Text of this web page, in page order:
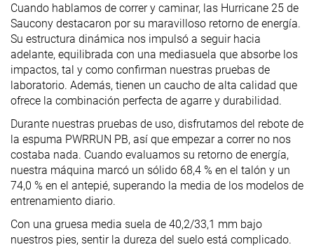
Cuando hablamos de correr y caminar, las Hurricane 25 de
Saucony destacaron por su maravilloso retorno de energía.
Su estructura dinámica nos impulsó a seguir hacia
adelante, equilibrada con una mediasuela que absorbe los
impactos, tal y como confirman nuestras pruebas de
laboratorio. Además, tienen un caucho de alta calidad que
ofrece la combinación perfecta de agarre y durabilidad.
Durante nuestras pruebas de uso, disfrutamos del rebote de
la espuma PWRRUN PB, así que empezar a correr no nos
costaba nada. Cuando evaluamos su retorno de energía,
nuestra máquina marcó un sólido 68,4 % en el talón y un
74,0 % en el antepié, superando la media de los modelos de
entrenamiento diario.
Con una gruesa media suela de 40,2/33,1 mm bajo
nuestros pies, sentir la dureza del suelo está complicado.